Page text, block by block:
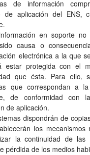
de información
de aplicación del ENS,
en soporte no
causa o
electrónica a la que
estar protegida con el
que ésta. Para ello,
que correspondan a
de conformidad con
de aplicación.
dispondrán de
los mecanismos
la continuidad de las
pérdida de los medios